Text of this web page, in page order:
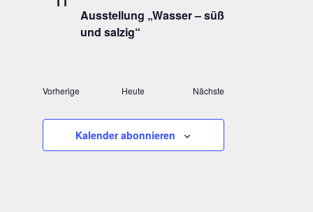
Aus­stel­lung „Was­ser – süß
und salzig“
VorherigeVeranstaltungen
Heute
Nächste
Kalender abonnieren